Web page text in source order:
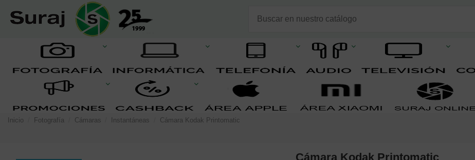
Inicio Fotografía Cámaras Instantáneas Cámara Kodak Printomatic
Cámara Kodak Printomatic